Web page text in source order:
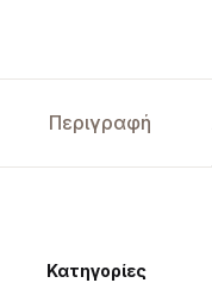
Περιγραφή
Κατηγορίες